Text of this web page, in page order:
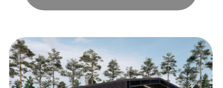
80 дней
Срок
изготовления:
72 м²
Общая площадь:
модульный банный комплекс
FRIAS PREMIUM